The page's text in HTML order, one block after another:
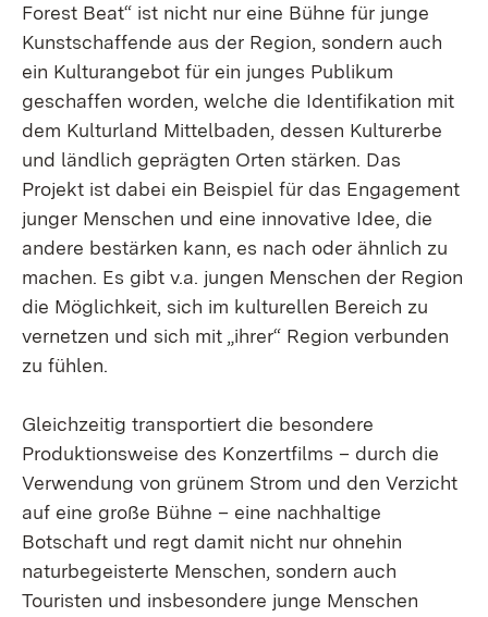
Forest Beat“ ist nicht nur eine Bühne für junge
Kunstschaffende aus der Region, sondern auch
ein Kulturangebot für ein junges Publikum
geschaffen worden, welche die Identifikation mit
dem Kulturland Mittelbaden, dessen Kulturerbe
und ländlich geprägten Orten stärken. Das
Projekt ist dabei ein Beispiel für das Engagement
junger Menschen und eine innovative Idee, die
andere bestärken kann, es nach oder ähnlich zu
machen. Es gibt v.a. jungen Menschen der Region
die Möglichkeit, sich im kulturellen Bereich zu
vernetzen und sich mit „ihrer“ Region verbunden
zu fühlen.
Gleichzeitig transportiert die besondere
Produktionsweise des Konzertfilms – durch die
Verwendung von grünem Strom und den Verzicht
auf eine große Bühne – eine nachhaltige
Botschaft und regt damit nicht nur ohnehin
naturbegeisterte Menschen, sondern auch
Touristen und insbesondere junge Menschen